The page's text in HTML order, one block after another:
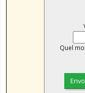
Quel